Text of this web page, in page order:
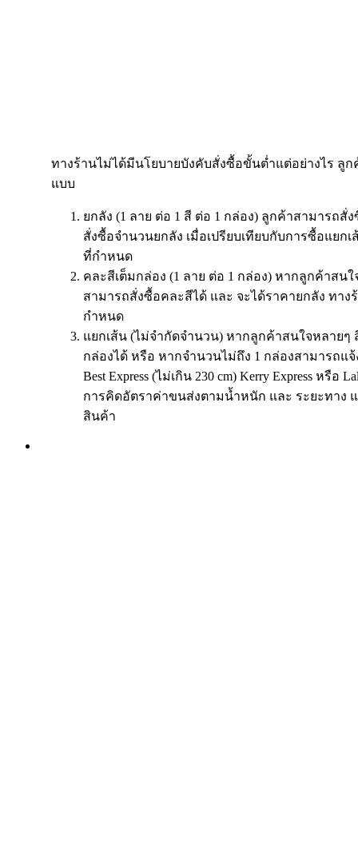
ทางร้านไม่ได้มีนโยบายบังคับสั่งซื้อขั้นต่ำแต่อย่างไร ลู
แบบ
ยกลัง (1 ลาย ต่อ 1 สี ต่อ 1 กล่อง) ลูกค้าสามารถสั่
สั่งซื้อจำนวนยกลัง เมื่อเปรียบเทียบกับการซื้อแยก
ที่กำหนด
คละสีเต็มกล่อง (1 ลาย ต่อ 1 กล่อง) หากลูกค้าสน
สามารถสั่งซื้อคละสีได้ และ จะได้ราคายกลัง ทา
กำหนด
แยกเส้น (ไม่จำกัดจำนวน) หากลูกค้าสนใจหลายๆ
กล่องได้ หรือ หากจำนวนไม่ถึง 1 กล่องสามารถแ
Best Express (ไม่เกิน 230 cm) Kerry Express หรื
การคิดอัตราค่าขนส่งตามน้ำหนัก และ ระยะทาง
สินค้า